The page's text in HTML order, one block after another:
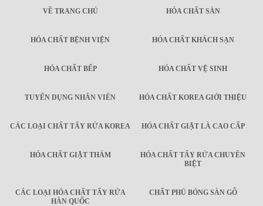
VỀ TRANG CHỦ HÓA CHẤT SÀN
HÓA CHẤT BỆNH VIỆN HÓA CHẤT KHÁCH SẠN
HÓA CHẤT BẾP HÓA CHẤT VỆ SINH
TUYỂN DỤNG NHÂN VIÊN HÓA CHẤT KOREA GIỚI THIỆU
CÁC LOẠI CHẤT TẨY RỬA KOREA HÓA CHẤT GIẶT LÀ CAO CẤP
HÓA CHẤT GIẶT THẢM
HÓA CHẤT TẨY RỬA CHUYÊN
BIỆT
CÁC LOẠI HÓA CHẤT TẨY RỬA
HÀN QUỐC
CHẤT PHỦ BÓNG SÀN GỖ